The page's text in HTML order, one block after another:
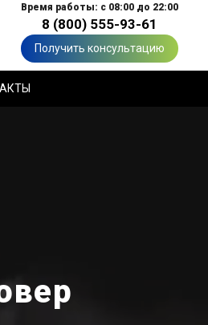
Время работы: с 08:00 до 22:00
8 (800) 555-93-61
Получить консультацию